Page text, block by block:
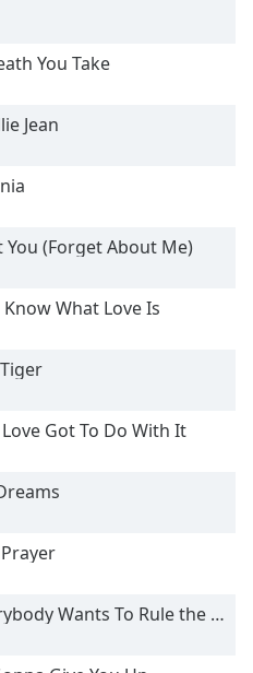
You Take
Jean
You (Forget About Me)
What Love Is
Got To Do With It
Wants To Rule the World